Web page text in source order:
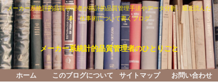
メーカー系統計的品質管理者が統計的品質管理手法やデータ分析、最近読んだ
本、仕事術について書くブログ
メーカー系統計的品質管理者のひとりごと
ホーム このブログについて サイトマップ お問い合わせ